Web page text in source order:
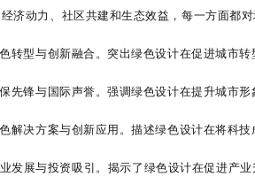
济动力、社区共建和生态效益，每一方面都
转型与创新融合。 突出绿色设计在促进城市
先锋与国际声誉。强调绿色设计在提升城市
解决方案与创新应用。描述绿色设计在将科
发展与投资吸引。 揭示了绿色设计在促进产